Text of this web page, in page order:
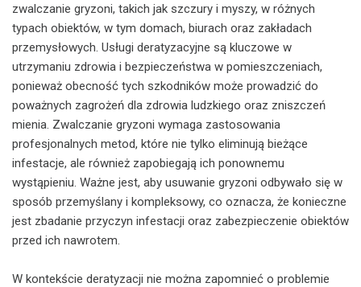
zwalczanie gryzoni, takich jak szczury i myszy, w różnych
typach obiektów, w tym domach, biurach oraz zakładach
przemysłowych. Usługi deratyzacyjne są kluczowe w
utrzymaniu zdrowia i bezpieczeństwa w pomieszczeniach,
ponieważ obecność tych szkodników może prowadzić do
poważnych zagrożeń dla zdrowia ludzkiego oraz zniszczeń
mienia. Zwalczanie gryzoni wymaga zastosowania
profesjonalnych metod, które nie tylko eliminują bieżące
infestacje, ale również zapobiegają ich ponownemu
wystąpieniu. Ważne jest, aby usuwanie gryzoni odbywało się w
sposób przemyślany i kompleksowy, co oznacza, że konieczne
jest zbadanie przyczyn infestacji oraz zabezpieczenie obiektów
przed ich nawrotem.
W kontekście deratyzacji nie można zapomnieć o problemie